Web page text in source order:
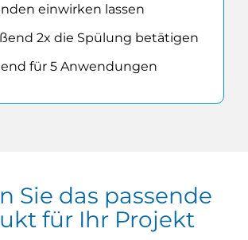
einwirken lassen
2x die Spülung betätigen
für 5 Anwendungen
Sie das passende
für Ihr Projekt